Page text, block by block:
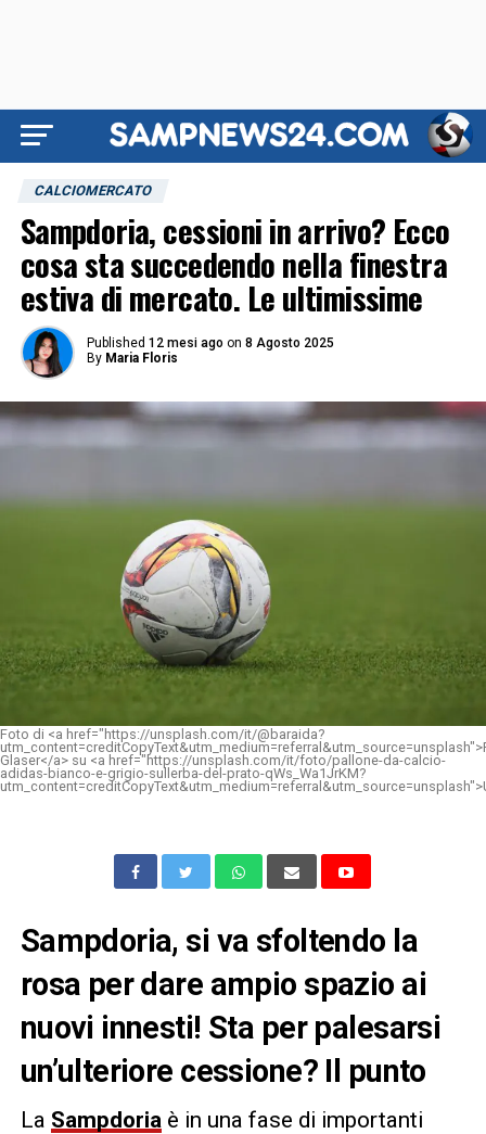
CALCIOMERCATO
Sampdoria, cessioni in arrivo? Ecco
cosa sta succedendo nella finestra
estiva di mercato. Le ultimissime
Published 12 mesi ago on 8 Agosto 2025
By Maria Floris
Foto di <a href="https://unsplash.com/it/@baraida?
Glaser</a> su <a href="https://unsplash.com/it/foto/pallone-da-calcio-
adidas-bianco-e-grigio-sullerba-del-prato-qWs_Wa1JrKM?
Sampdoria, si va sfoltendo la
rosa per dare ampio spazio ai
nuovi innesti! Sta per palesarsi
un’ulteriore cessione? Il punto
La Sampdoria è in una fase di importanti